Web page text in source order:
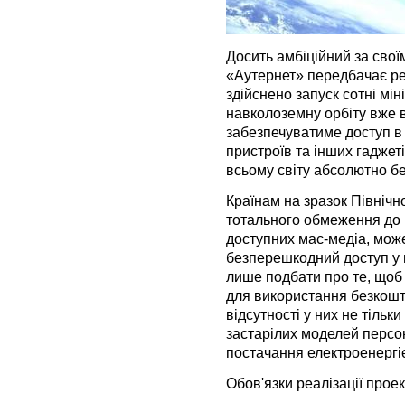
Досить амбіційний за
«Аутернет» передбачає
здійснено запуск сотні
навколоземну орбіту вже
забезпечуватиме доступ
пристроїв та інших
всьому світу абсолютно
Країнам на зразок
тотального обмеження до
доступних мас-медіа,
безперешкодний доступ у
лише подбати про те, щоб
для використання
відсутності у них не
застарілих моделей
постачання
Обов'язки реалізації